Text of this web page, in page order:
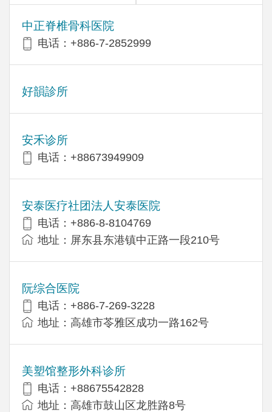
中正脊椎骨科医院
电话：+886-7-2852999
好韻診所
安禾诊所
电话：+88673949909
安泰医疗社团法人安泰医院
电话：+886-8-8104769
地址：屏东县东港镇中正路一段210号
阮综合医院
电话：+886-7-269-3228
地址：高雄市苓雅区成功一路162号
美塑馆整形外科诊所
电话：+88675542828
地址：高雄市鼓山区龙胜路8号